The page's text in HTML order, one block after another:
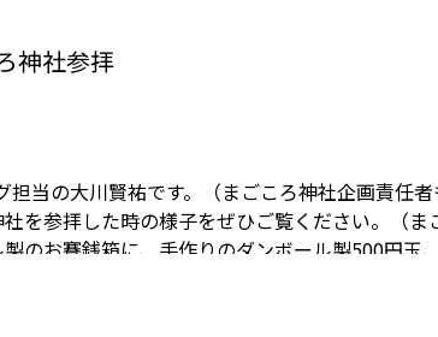
神社参拝
担当の大川賢祐です。（まごころ神社企画責任者
を参拝した時の様子をぜひご覧ください。
（
のお賽銭箱に、手作りのダンボール製500円玉